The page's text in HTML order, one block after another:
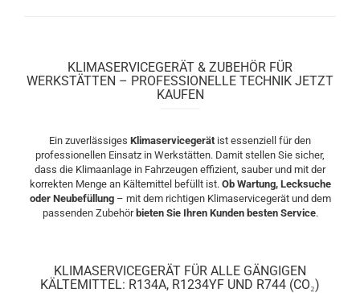
KLIMASERVICEGERÄT & ZUBEHÖR FÜR
WERKSTÄTTEN – PROFESSIONELLE TECHNIK JETZT
KAUFEN
Ein zuverlässiges Klimaservicegerät ist essenziell für den
professionellen Einsatz in Werkstätten. Damit stellen Sie sicher,
dass die Klimaanlage in Fahrzeugen effizient, sauber und mit der
korrekten Menge an Kältemittel befüllt ist.Ob Wartung, Lecksuche
oder Neubefüllung – mit dem richtigen Klimaservicegerät und dem
passenden Zubehör bieten Sie Ihren Kunden besten Service.
KLIMASERVICEGERÄT FÜR ALLE GÄNGIGEN
KÄLTEMITTEL: R134A, R1234YF UND R744 (CO₂)